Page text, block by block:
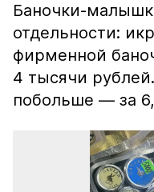
Баночки-
отдельности:
фирменной
4 тысячи
побольше — за